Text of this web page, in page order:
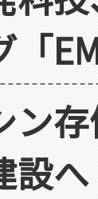
「
ン
設へ